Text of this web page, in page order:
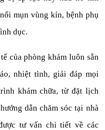
mụn vùng kín, bệnh phụ
dục.
của phòng khám luôn sẵn
nhiệt tình, giải đáp mọi
khám chữa, từ đặt lịch
dẫn chăm sóc tại nhà
tư vấn chi tiết về các